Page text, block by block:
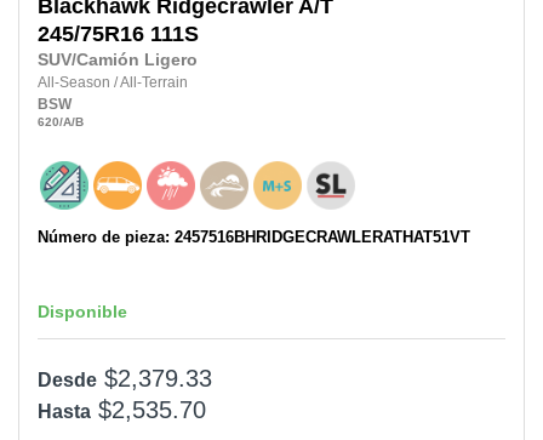
Blackhawk Ridgecrawler A/T
245/75R16 111S
SUV/Camión Ligero
All-Season /All-Terrain
BSW
620/A/B
Número de pieza: 2457516BHRIDGECRAWLERATHAT51VT
Disponible
Desde $2,379.33
Hasta $2,535.70